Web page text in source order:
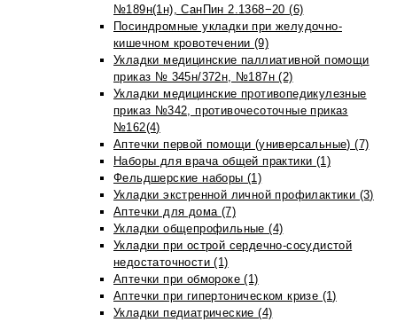
№189н(1н), СанПин 2.1368−20 (6)
Посиндромные укладки при желудочно-
кишечном кровотечении (9)
Укладки медицинские паллиативной помощи
приказ № 345н/372н, №187н (2)
Укладки медицинские противопедикулезные
приказ №342, противочесоточные приказ
№162(4)
Аптечки первой помощи (универсальные) (7)
Наборы для врача общей практики (1)
Фельдшерские наборы (1)
Укладки экстренной личной профилактики (3)
Аптечки для дома (7)
Укладки общепрофильные (4)
Укладки при острой сердечно-сосудистой
недостаточности (1)
Аптечки при обмороке (1)
Аптечки при гипертоническом кризе (1)
Укладки педиатрические (4)